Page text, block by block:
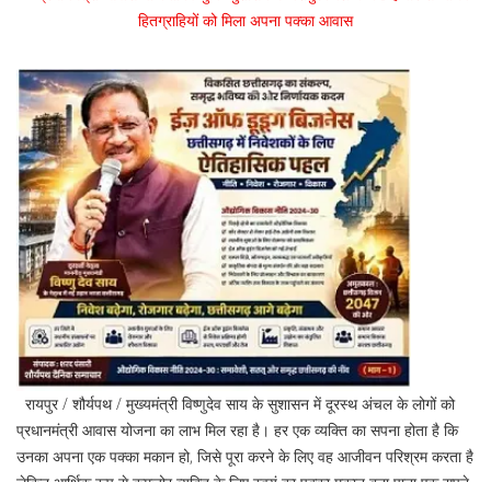
रायपुर / शौर्यपथ / मुख्यमंत्री विष्णुदेव साय के सुशासन में दूरस्थ अंचल के लोगों को
प्रधानमंत्री आवास योजना का लाभ मिल रहा है। हर एक व्यक्ति का सपना होता है कि
उनका अपना एक पक्का मकान हो, जिसे पूरा करने के लिए वह आजीवन परिश्रम करता है